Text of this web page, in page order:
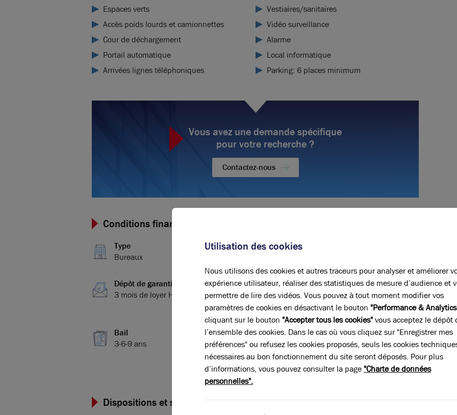
Espaces verts
Accès poids lourds et camionnettes
Cour de déchargement
Portail automatique
Arrivées lignes téléphoniques
Vestiaires/sanitaires
Vidéo surveillance
Alarme
Local informatique
Parking: 6 places minimum
Vous avez une demande spécifique
pour votre recherche ?
Contactez-nous
Conditions financières et dispositions
Type
Bureaux
Paiement du loyer
Dépôt de garantie
3 mois de loyer HT/HC
Révision annuelle
ILAT
Bail
3-6-9 ans
Honoraires location
15 % HT du loyer annuel HT à la
charge du preneur, payables à la
signature du bail
Dispositions et surfaces
Utilisation des cookies
Nous utilisons des cookies et autres traceurs pour analyser et améliorer
expérience utilisateur, réaliser des statistiques de mesure d’audience et
permettre de lire des vidéos. Vous pouvez à tout moment modifier vos
paramètres de cookies en désactivant le bouton "Performance &
cliquant sur le bouton "Accepter tous les cookies"vous acceptez le dépôt
l’ensemble des cookies. Dans le cas où vous cliquez sur "Enregistrer mes
préférences" ou refusez les cookies proposés, seuls les cookies
nécessaires au bon fonctionnement du site seront déposés. Pour plus
d’informations, vous pouvez consulter la page"Charte de données
personnelles".